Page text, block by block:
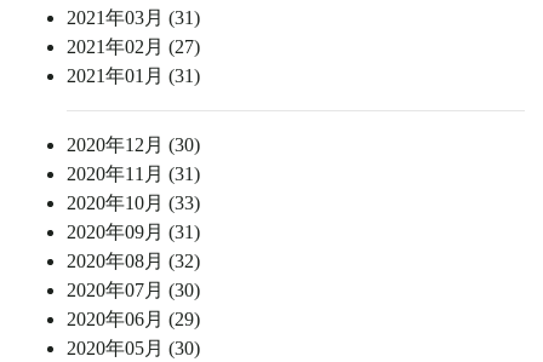
2021年03月 (31)
2021年02月 (27)
2021年01月 (31)
2020年12月 (30)
2020年11月 (31)
2020年10月 (33)
2020年09月 (31)
2020年08月 (32)
2020年07月 (30)
2020年06月 (29)
2020年05月 (30)